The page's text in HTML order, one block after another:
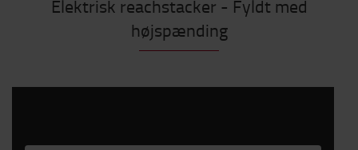
Elektrisk reachstacker - Fyldt med
højspænding